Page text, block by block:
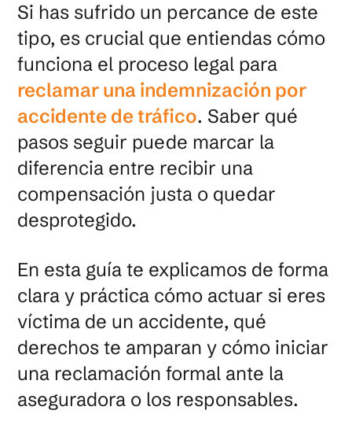
Si has sufrido un percance de este
tipo, es crucial que entiendas cómo
funciona el proceso legal para
reclamar una indemnización por
accidente de tráfico. Saber qué
pasos seguir puede marcar la
diferencia entre recibir una
compensación justa o quedar
desprotegido.
En esta guía te explicamos de forma
clara y práctica cómo actuar si eres
víctima de un accidente, qué
derechos te amparan y cómo iniciar
una reclamación formal ante la
aseguradora o los responsables.